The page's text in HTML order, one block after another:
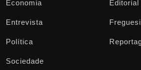
Economia Editorial
Entrevista
Política
Sociedade